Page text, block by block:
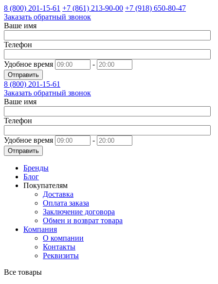
8 (800) 201-15-61 +7 (861) 213-90-00 +7 (918) 650-80-47
Заказать обратный звонок
Ваше имя
Телефон
Удобное время -
Отправить
8 (800) 201-15-61
Заказать обратный звонок
Ваше имя
Телефон
Удобное время -
Отправить
Бренды
Блог
Покупателям
Доставка
Оплата заказа
Заключение договора
Обмен и возврат товара
Компания
О компании
Контакты
Реквизиты
Все товары